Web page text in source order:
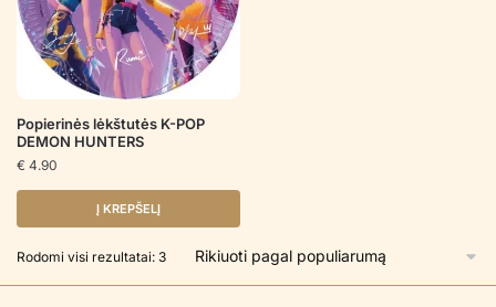
Popierinės lėkštutės K-POP
DEMON HUNTERS
€ 4.90
Į KREPŠELĮ
Rodomi visi rezultatai: 3Rūšiuojama